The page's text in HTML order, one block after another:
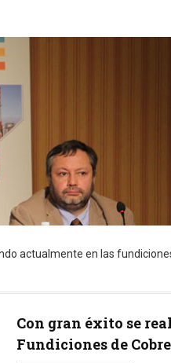
actualmente en las
Con gran éxito se
Fundiciones de Cobre